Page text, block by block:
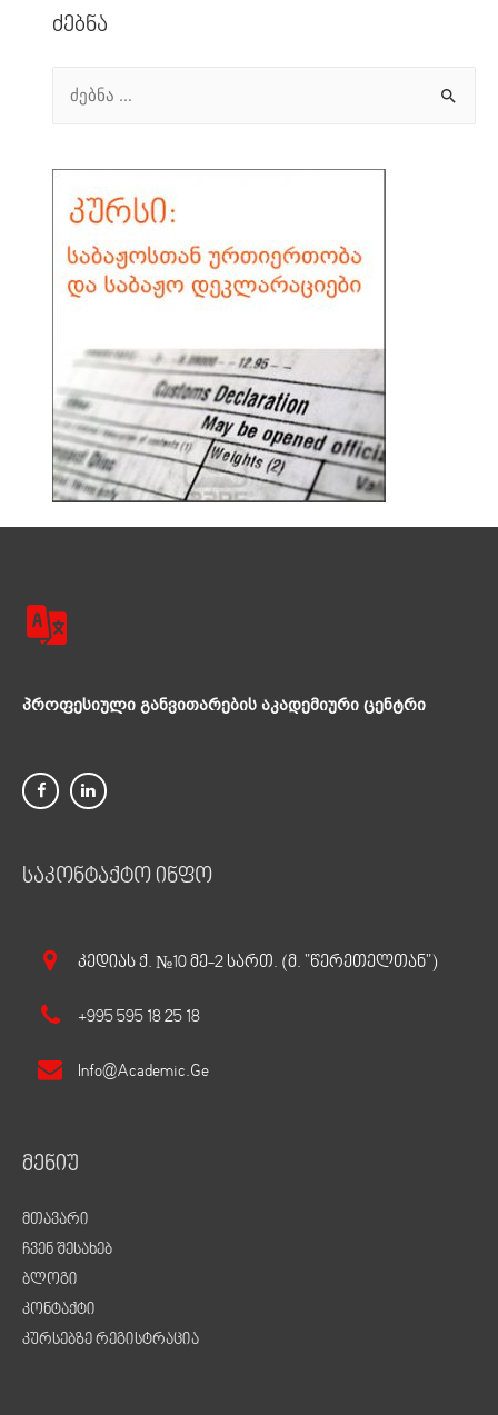
Ძებნა
პროფესიული განვითარების აკადემიური ცენტრი
საკონტაქტო ინფო
Კედიას Ქ. №10 Მე-2 Სართ. (მ. "წერეთელთან")
+995 595 18 25 18
Info@academic.ge
მენიუ
მთავარი
ჩვენ შესახებ
ბლოგი
კონტაქტი
კურსებზე რეგისტრაცია